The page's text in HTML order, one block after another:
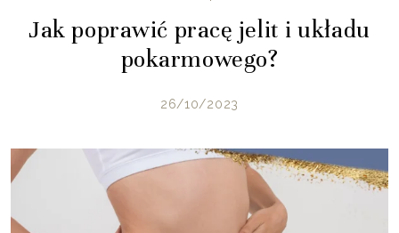
Jak poprawić pracę jelit i układu
pokarmowego?
26/10/2023